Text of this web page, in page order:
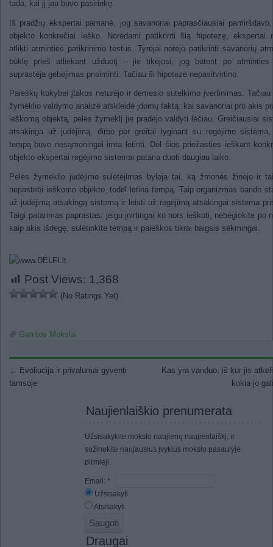
tada, kai jį jau buvo pasirinkę.
Iš pradžių ekspertai pamanė, jog savanoriai paprasčiausiai
objekto konkrečiai ieško. Norėdami patikrinti šią hipotezę, ekspertai
atlikti atminties patikrinimo testus. Tyrėjai norėjo patikrinti savanorių
būklę prieš atliekant užduotį – jie tikėjosi, jog būtent po atminties
suprastėja gebėjimas prisiminti. Tačiau ši hipotezė nepasitvirtino.
Paieškų kokybei įtakos neturėjo ir dėmesio sutelkimo įvertinimas. Tačiau
žymeklio valdymo analizė atskleidė įdomų faktą: kai savanoriai pro akis
ieškomą objektą, pelės žymeklį jie pradėjo valdyti lėčiau. Greičiausiai
atsakinga už judėjimą, dirbo per greitai lyginant su regėjimo
tempą buvo nesąmoningai imta lėtinti. Dėl šios priežasties ieškant
objekto ekspertai regėjimo sistemai pataria duoti daugiau laiko.
Pelės žymeklio judėjimo sulėtėjimas byloja tai, ką žmonės žinojo ir
nepastebi ieškomo objekto, todėl lėtina tempą. Taip organizmas bando
už judėjimą atsakingą sistemą ir leisti už regėjimą atsakingai sistema
Taigi patarimas paprastas: jeigu įnirtingai ko nors ieškoti, nebėgiokite po
kaip akis išdegę, sulėtinkite tempą ir paieškos tikrai baigsis sėkmingai.
Post Views: 1,368
(No Ratings Yet)
Gamtos Mokslai
Post navigation
← Evoliucija ir privalumai gyventi
tamsoje
Kas yra vanduo, iš kur jis
kokia jo
Naujienlaiškio prenumerata
Užsisakykite mokslo naujienų naujienlaiškį, ir
sužinokite naujausius įvykius mokslo pasaulyje
pirmieji.
Email: *
Užsisakyti
Atsisakyti
Draugai